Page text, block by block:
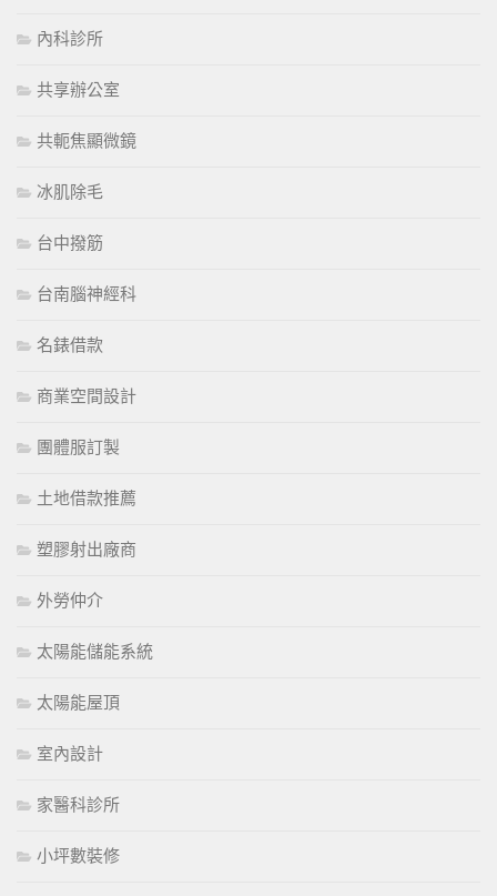
內科診所
共享辦公室
共軛焦顯微鏡
冰肌除毛
台中撥筋
台南腦神經科
名錶借款
商業空間設計
團體服訂製
土地借款推薦
塑膠射出廠商
外勞仲介
太陽能儲能系統
太陽能屋頂
室內設計
家醫科診所
小坪數裝修